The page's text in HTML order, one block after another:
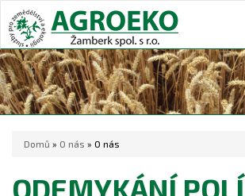
Domů » O nás » O nás
ODEMYKÁNÍ POLÍ